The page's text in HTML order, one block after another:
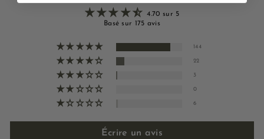
4.70 sur 5
Basé sur 175 avis
144
22
3
0
6
Écrire un avis